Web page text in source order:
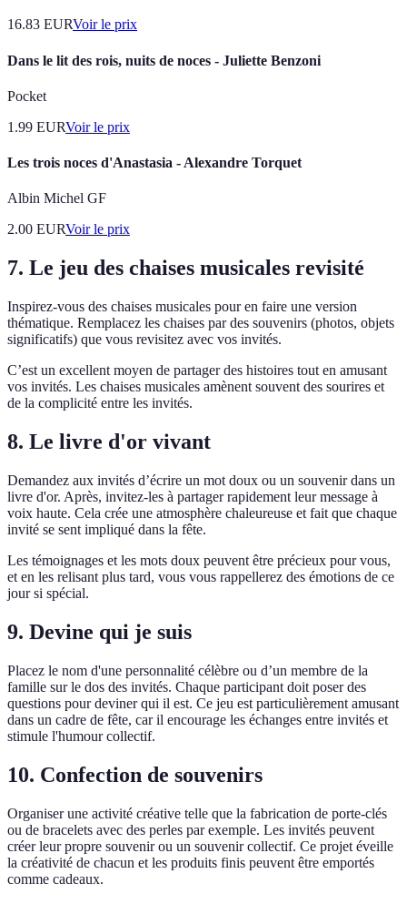
16.83 EURVoir le prix
Dans le lit des rois, nuits de noces - Juliette Benzoni
Pocket
1.99 EURVoir le prix
Les trois noces d'Anastasia - Alexandre Torquet
Albin Michel GF
2.00 EURVoir le prix
7. Le jeu des chaises musicales revisité
Inspirez-vous des chaises musicales pour en faire une version
thématique. Remplacez les chaises par des souvenirs (photos, objets
significatifs) que vous revisitez avec vos invités.
C’est un excellent moyen de partager des histoires tout en amusant
vos invités. Les chaises musicales amènent souvent des sourires et
de la complicité entre les invités.
8. Le livre d'or vivant
Demandez aux invités d’écrire un mot doux ou un souvenir dans un
livre d'or. Après, invitez-les à partager rapidement leur message à
voix haute. Cela crée une atmosphère chaleureuse et fait que chaque
invité se sent impliqué dans la fête.
Les témoignages et les mots doux peuvent être précieux pour vous,
et en les relisant plus tard, vous vous rappellerez des émotions de ce
jour si spécial.
9. Devine qui je suis
Placez le nom d'une personnalité célèbre ou d’un membre de la
famille sur le dos des invités. Chaque participant doit poser des
questions pour deviner qui il est. Ce jeu est particulièrement amusant
dans un cadre de fête, car il encourage les échanges entre invités et
stimule l'humour collectif.
10. Confection de souvenirs
Organiser une activité créative telle que la fabrication de porte-clés
ou de bracelets avec des perles par exemple. Les invités peuvent
créer leur propre souvenir ou un souvenir collectif. Ce projet éveille
la créativité de chacun et les produits finis peuvent être emportés
comme cadeaux.